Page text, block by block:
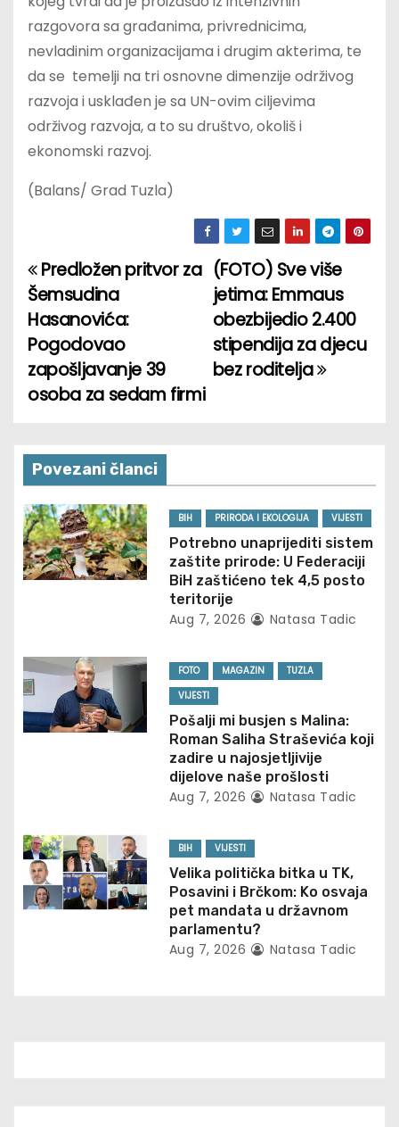
razgovora sa građanima, privrednicima,
nevladinim organizacijama i drugim akterima, te
da se temelji na tri osnovne dimenzije održivog
razvoja i usklađen je sa UN-ovim ciljevima
održivog razvoja, a to su društvo, okoliš i
ekonomski razvoj.
(Balans/ Grad Tuzla)
P
o
s
t
a
v
i
g
t
i
o
(FOTO) Sve više
jetima: Emmaus
obezbijedio 2.400
stipendija za djecu
bez roditelja
Predložen pritvor za
Šemsudina
Hasanovića:
Pogodovao
zapošljavanje 39
osoba za sedam firmi
Povezani članci
BIH PRIRODA I EKOLOGIJA VIJESTI
Potrebno unaprijediti sistem
zaštite prirode: U Federaciji
BiH zaštićeno tek 4,5 posto
teritorije
Aug 7, 2026 Natasa Tadic
FOTO MAGAZIN
TUZLA
VIJESTI
Pošalji mi busjen s Malina:
Roman Saliha Straševića koji
zadire u najosjetljivije
dijelove naše prošlosti
Aug 7, 2026 Natasa Tadic
BIH VIJESTI
Velika politička bitka u TK,
Posavini i Brčkom: Ko osvaja
pet mandata u državnom
parlamentu?
Aug 7, 2026 Natasa Tadic